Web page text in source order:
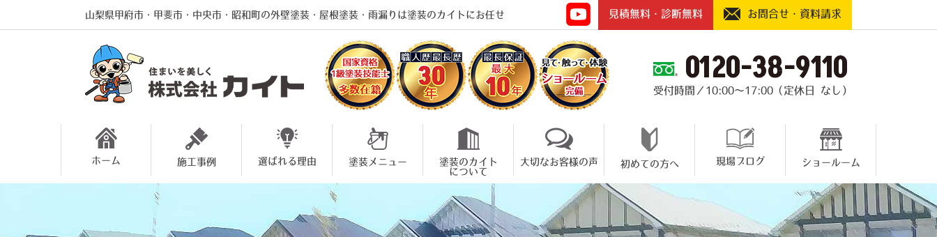
山梨県甲府市・甲斐市・中央市・昭和町の外壁塗装・屋根塗装・雨漏りは塗装のカイトにお任せ 見積無料・診断無料 お問合せ・資料請求
0120-38-9110
受付時間／10:00～17:00（定休日 なし）
ホーム 施工事例 選ばれる理由 塗装メニュー
塗装のカイト
について
大切なお客様の声 初めての方へ 現場ブログ ショールーム